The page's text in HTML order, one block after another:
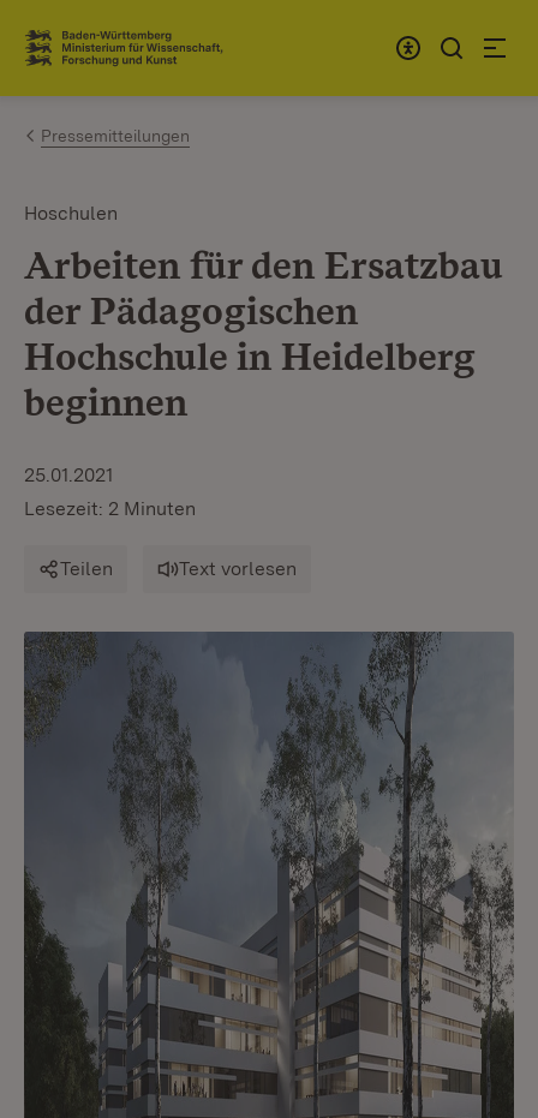
Zum Inhalt springen
Link zur Startseite
Pressemitteilungen
Hoschulen
Arbeiten für den Ersatzbau
der Pädagogischen
Hochschule in Heidelberg
beginnen
25.01.2021
Lesezeit: 2 Minuten
Teilen Text vorlesen